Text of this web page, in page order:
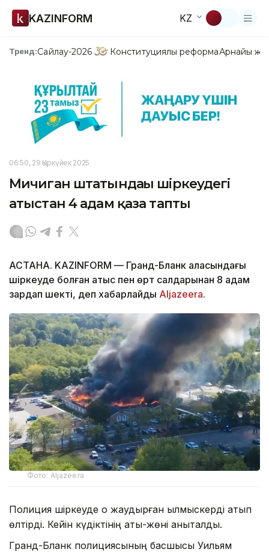
KAZINFORM KZ
Тренд:Сайлау-2026 Конституциялық реформаАрнайы
06:50, 29 Қыркүйек 2025
Мичиган штатындағы шіркеудегі
атыстан 4 адам қаза тапты
АСТАНА. KAZINFORM — Гранд-Бланк қаласындағы
шіркеуде болған атыс пен өрт салдарынан 8 адам
зардап шекті, деп хабарлайды Aljazeera.
Фото: Aljazeera
Полиция шіркеуде оқ жаудырған қылмыскерді атып
өлтірді. Кейін күдіктінің аты-жөні анықталды.
Гранд-Бланк полициясының басшысы Уильям